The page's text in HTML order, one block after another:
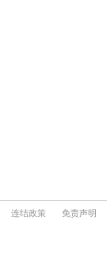
连结政策
免责声明